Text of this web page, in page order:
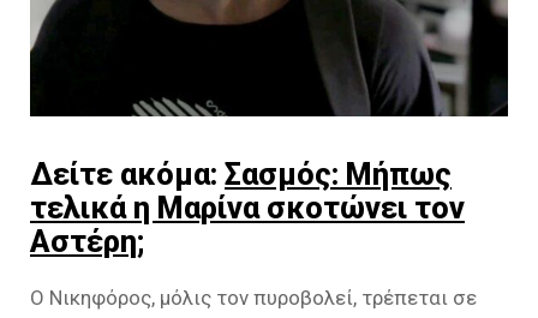
Δείτε ακόμα: Σασμός: Μήπως
τελικά η Μαρίνα σκοτώνει τον
Αστέρη;
Ο Νικηφόρος, μόλις τον πυροβολεί, τρέπεται σε